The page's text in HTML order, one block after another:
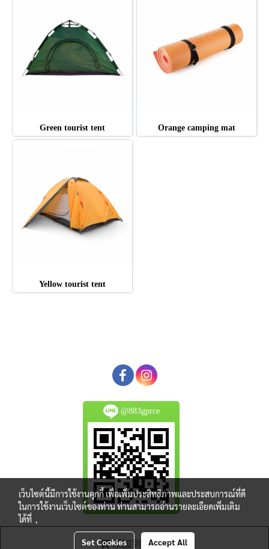
添加到购物车
Green tourist tent Orange camping mat
Yellow tourist tent
@883gprce
© Copyright 2018 All Rights Reserved. MakeWebEasy.com
เว็บไซต์นี้มีการใช้งานคุกกี้ เพื่อเพิ่มประสิทธิภาพและประสบการณ์ที่ดี
ในการใช้งานเว็บไซต์ของท่าน ท่านสามารถอ่านรายละเอียดเพิ่มเติม
ได้ที่ ,
Set Cookies Accept All